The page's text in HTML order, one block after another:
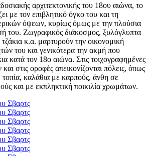
αρχιτεκτονικής του 18ου αιώνα, το
με τον επιβλητικό όγκο του και τη
όψεων, κυρίως όμως με την πλούσια
του. Ζωγραφικός διάκοσμος, ξυλόγλυπτα
κ.α. μαρτυρούν την οικονομική
του και γενικότερα την ακμή που
κατά τον 18ο αιώνα. Στις τοιχογραφημένες
στις οροφές απεικονίζονται πόλεις, όπως
καλάθια με καρπούς, άνθη σε
και με εκπληκτική ποικιλία χρωμάτων.